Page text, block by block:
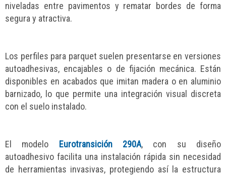
niveladas entre pavimentos y rematar bordes de forma
segura y atractiva.
Los perfiles para parquet suelen presentarse en versiones
autoadhesivas, encajables o de fijación mecánica. Están
disponibles en acabados que imitan madera o en aluminio
barnizado, lo que permite una integración visual discreta
con el suelo instalado.
El modelo Eurotransición 290A, con su diseño
autoadhesivo facilita una instalación rápida sin necesidad
de herramientas invasivas, protegiendo así la estructura